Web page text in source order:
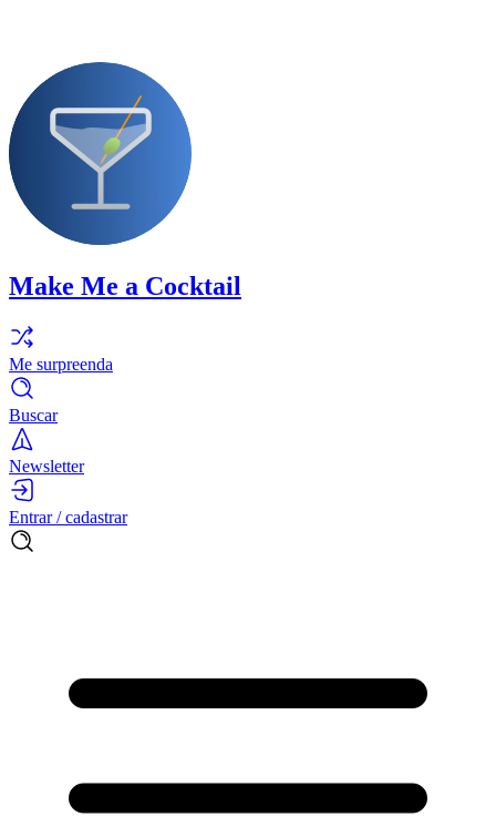
Make Me a Cocktail
Me surpreenda
Buscar
Newsletter
Entrar / cadastrar